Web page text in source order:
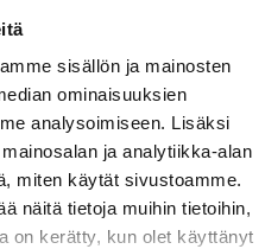
sisällön ja mainosten
ominaisuuksien
analysoimiseen. Lisäksi
ja analytiikka-alan
miten käytät sivustoamme.
näitä tietoja muihin tietoihin,
on kerätty, kun olet käyttänyt